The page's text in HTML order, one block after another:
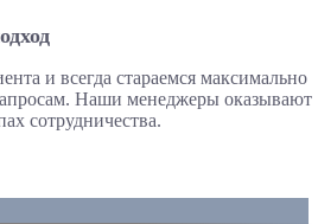
и всегда стараемся максимально
Наши менеджеры оказывают
сотрудничества.